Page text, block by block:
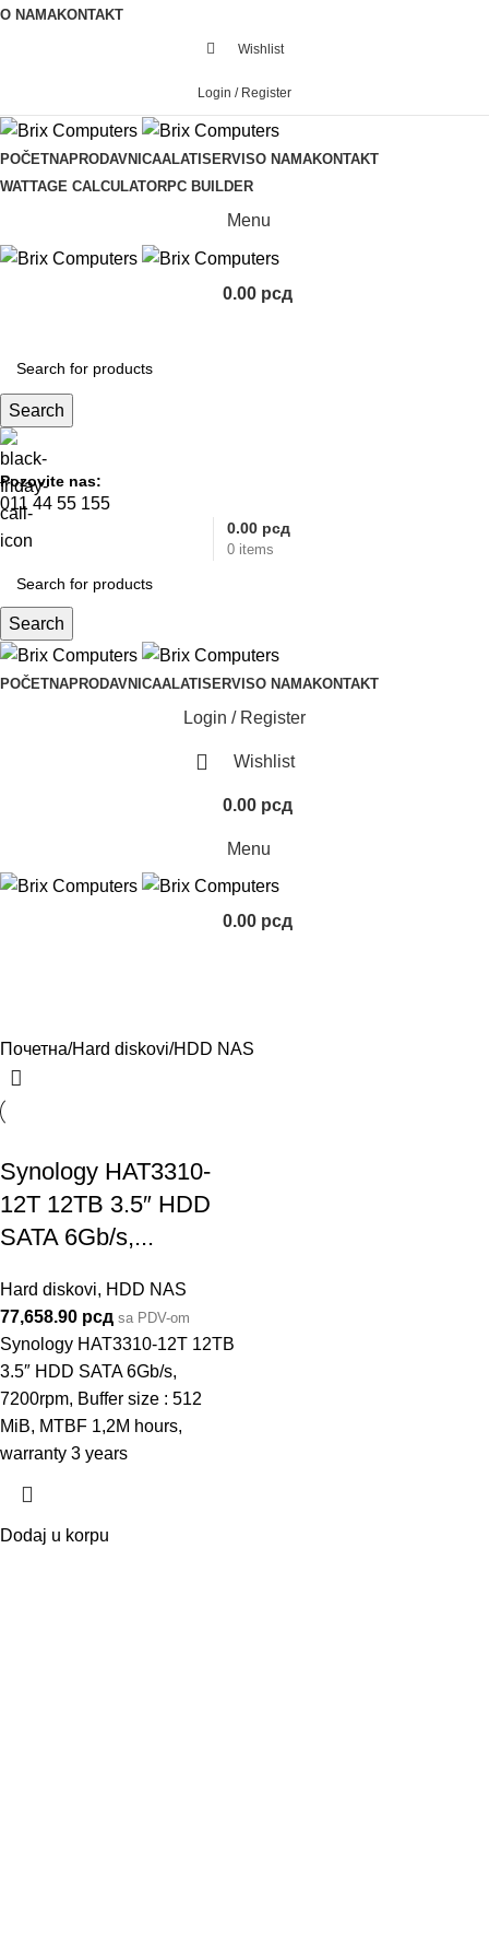
O NAMAKONTAKT
Wishlist
Login / Register
POČETNAPRODAVNICAALATI SERVISO NAMAKONTAKT
WATTAGE CALCULATORPC BUILDER
Menu
0.00 рсд
Search
Pozovite nas:
011 44 55 155
0 items
0.00 рсд
Search
POČETNAPRODAVNICAALATI SERVISO NAMAKONTAKT
Login / Register
Wishlist
0.00 рсд
Menu
0.00 рсд
Почетна Hard diskovi HDD NAS
Synology HAT3310-
12T 12TB 3.5″ HDD
SATA 6Gb/s,...
Hard diskovi, HDD NAS
77,658.90 рсд sa PDV-om
Synology HAT3310-12T 12TB
3.5″ HDD SATA 6Gb/s,
7200rpm, Buffer size : 512
MiB, MTBF 1,2M hours,
warranty 3 years
Dodaj u korpu